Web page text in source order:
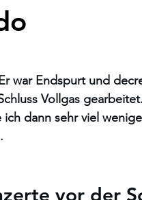
war Endspurt und
Vollgas
dann sehr viel
vor der